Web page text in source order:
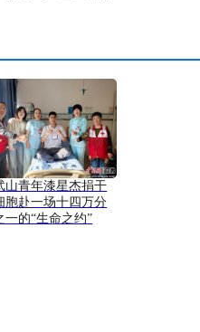
山青年漆星杰捐干
胞赴一场十四万分
一的“生命之约”